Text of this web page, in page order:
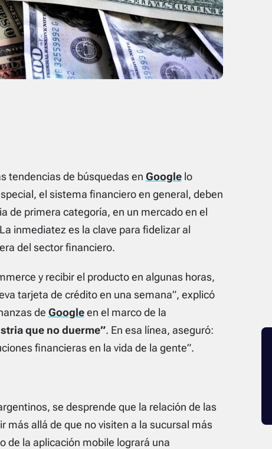
tendencias de búsquedas en Googlelo
el sistema financiero en general, deben
de primera categoría, en un mercado en el
inmediatez es la clave para fidelizar al
del sector financiero.
y recibir el producto en algunas horas,
tarjeta de crédito en una semana”, explicó
de Googleen el marco de la
que no duerme”. En esa línea, aseguró:
financieras en la vida de la gente”.
se desprende que la relación de las
más allá de que no visiten a la sucursal más
de la aplicación mobile logrará una